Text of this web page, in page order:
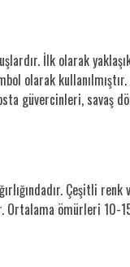
İlk olarak
olarak
güvercinleri, savaş
Çeşitli
ömürleri 10-